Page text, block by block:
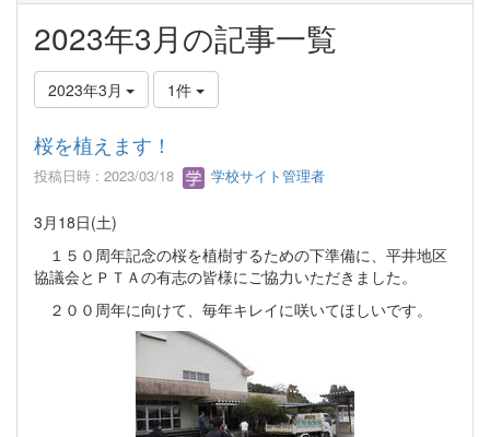
2023年3月の記事一覧
2023年3月 1件
桜を植えます！
投稿日時 : 2023/03/18 学校サイト管理者
3月18日(土)
１５０周年記念の桜を植樹するための下準備に、平井地区
協議会とＰＴＡの有志の皆様にご協力いただきました。
２００周年に向けて、毎年キレイに咲いてほしいです。